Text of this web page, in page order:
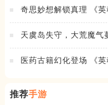
奇思妙想解锁真理 《
天虞岛失守，大荒魔气
医药古籍幻化登场 《
推荐手游